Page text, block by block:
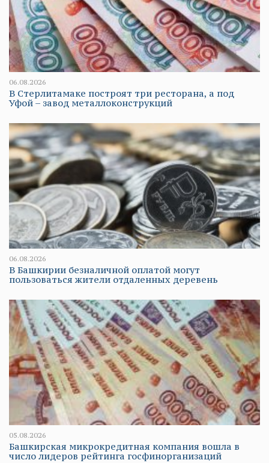
06.08.2026
В Стерлитамаке построят три ресторана, а под
Уфой – завод металлоконструкций
06.08.2026
В Башкирии безналичной оплатой могут
пользоваться жители отдаленных деревень
05.08.2026
Башкирская микрокредитная компания вошла в
число лидеров рейтинга госфинорганизаций